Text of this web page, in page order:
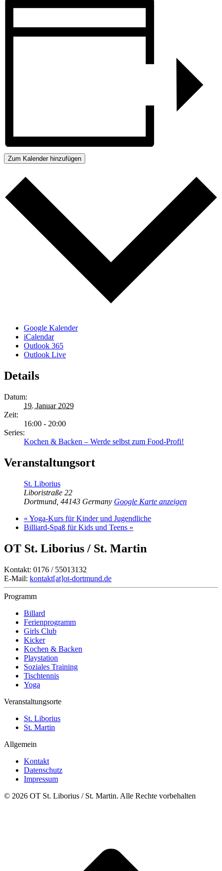
Zum Kalender hinzufügen
Google Kalender
iCalendar
Outlook 365
Outlook Live
Details
Datum:
19. Januar 2029
Zeit:
16:00 - 20:00
Series:
Kochen & Backen – Werde selbst zum Food-Profi!
Veranstaltungsort
St. Liborius
Liboristraße 22
Dortmund 44143 Germany Google Karte anzeigen
« Yoga-Kurs für Kinder und Jugendliche
Billiard-Spaß für Kids und Teens »
OT St. Liborius / St. Martin
Kontakt: 0176 / 55013132
E-Mail: kontakt[at]ot-dortmund.de
Programm
Billard
Ferienprogramm
Girls Club
Kicker
Kochen & Backen
Playstation
Soziales Training
Tischtennis
Yoga
Veranstaltungsorte
St. Liborius
St. Martin
Allgemein
Kontakt
Datenschutz
Impressum
© 2026 OT St. Liborius / St. Martin. Alle Rechte vorbehalten